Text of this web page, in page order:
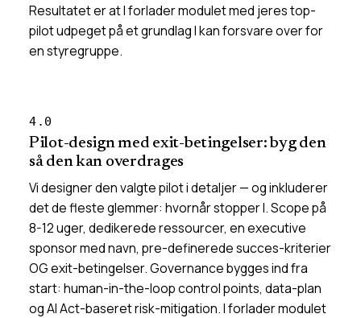
Resultatet er at I forlader modulet med jeres top-
pilot udpeget på et grundlag I kan forsvare over for
en styregruppe.
4.0
Pilot-design med exit-betingelser: byg den
så den kan overdrages
Vi designer den valgte pilot i detaljer — og inkluderer
det de fleste glemmer: hvornår stopper I. Scope på
8-12 uger, dedikerede ressourcer, en executive
sponsor med navn, pre-definerede succes-kriterier
OG exit-betingelser. Governance bygges ind fra
start: human-in-the-loop control points, data-plan
og AI Act-baseret risk-mitigation. I forlader modulet